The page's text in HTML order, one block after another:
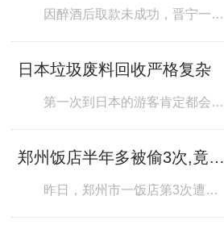
因醉酒后取款未成功，晋宁一男子竟然用垃圾桶猛力砸坏取款机。1月1日，该“猛男”被送进拘留所。寒冷的冬日喝点小酒正好暖暖身子，但是酒一喝多了就容易办错事。魏某某就是在饮酒之后去自助银行迷迷糊糊的取钱，喝醉了的他未能正确操作自助取款机，导致自己未能成功办理取款业务，一时气愤竟然用不锈钢垃圾桶将银行的 ATM机给砸了，魏某某毁坏公共财物是要付出代价的啊。 2017年1月1日22时许，晋宁警方接到报
日本垃圾废料回收严格复杂
第一次到日本的游客肯定都会觉得这里天蓝水清，城市一尘不染，路上基本见不到任何的垃圾纸屑，“干净”或许是他们对于日本的第一印象。但是，40年前的日本也曾深受严重的环境污染和城市垃圾困扰。日本政府经过几十年的努力，加上国民的高度重视，才使得日本的环境得到了大幅度的改善，干净的环境也成了日本的一张名片。 从20世纪70年代起，日本开始实施垃圾分类。起初，只分可燃和不可燃垃圾，但随着垃圾分类回收利用
郑州饭店半年多被偷3次,竟是室内垃圾桶
昨日，郑州市一饭店第3次遭小偷“光顾”，因店员提高警惕仅损失十几元现金，可室内电脑主机、录像设备均遭破坏。金水路派出所治安一中队民警称，3次作案手法相似，同一人作案可能性大。 河南商报见习记者徐方方 失窃 小偷从窗户入室偷窃 “又被偷了！”昨日上午8点50分，店员余女士刚打开饭店办公室的门，就被室内的一片狼藉吓了一跳。 这家饭店位于黄河路与黄河北街交叉口。昨日上午，记者在